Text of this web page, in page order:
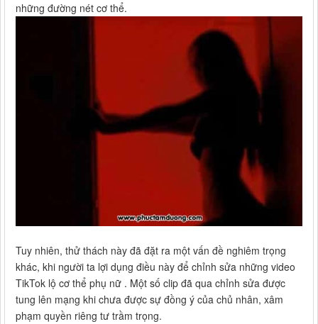
những đường nét cơ thể.
Tuy nhiên, thử thách này đã đặt ra một vấn đề nghiêm trọng
khác, khi người ta lợi dụng điều này để chỉnh sửa những video
TikTok lộ cơ thể phụ nữ . Một số clip đã qua chỉnh sửa được
tung lên mạng khi chưa được sự đồng ý của chủ nhân, xâm
phạm quyền riêng tư trầm trọng.